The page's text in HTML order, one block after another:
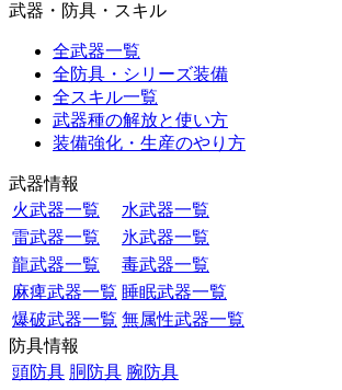
武器・防具・スキル
全武器一覧
全防具・シリーズ装備
全スキル一覧
武器種の解放と使い方
装備強化・生産のやり方
武器情報
火武器一覧
水武器一覧
雷武器一覧
氷武器一覧
龍武器一覧
毒武器一覧
麻痺武器一覧 睡眠武器一覧
爆破武器一覧 無属性武器一覧
防具情報
頭防具 胴防具 腕防具